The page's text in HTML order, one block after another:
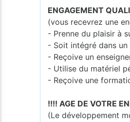
ENGAGEMENT
(vous recevrez une
- Prenne du plaisir à
- Soit intégré dans
- Reçoive un
- Utilise du matériel
- Reçoive une
!!!! AGE DE VOTRE
(Le développement